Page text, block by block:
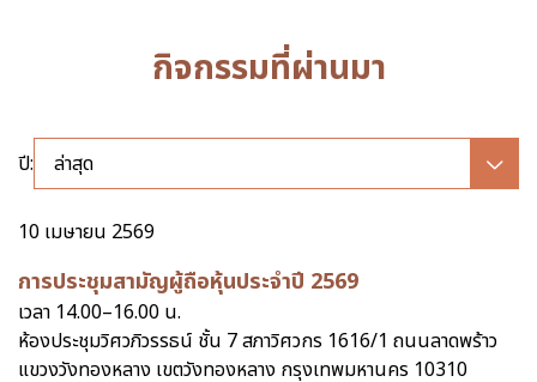
กิจกรรมที่ผ่านมา
ปี: ล่าสุด
10 เมษายน 2569
การประชุมสามัญผู้ถือหุ้นประจำปี 2569
เวลา 14.00–16.00 น.
ห้องประชุมวิศวภิวรรธน์ ชั้น 7 สภาวิศวกร 1616/1 ถนนลาดพร้าว
แขวงวังทองหลาง เขตวังทองหลาง กรุงเทพมหานคร 10310